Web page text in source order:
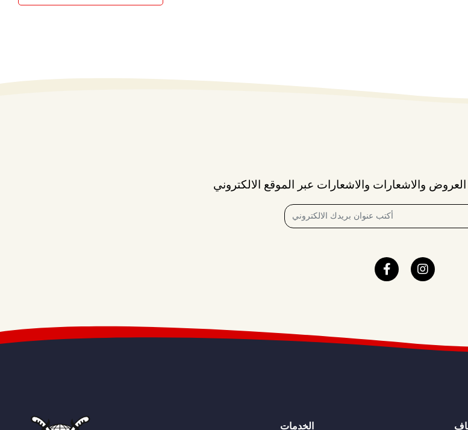
والاشعارات والاشعارات عبر الموقع الالكتروني
الخدمات